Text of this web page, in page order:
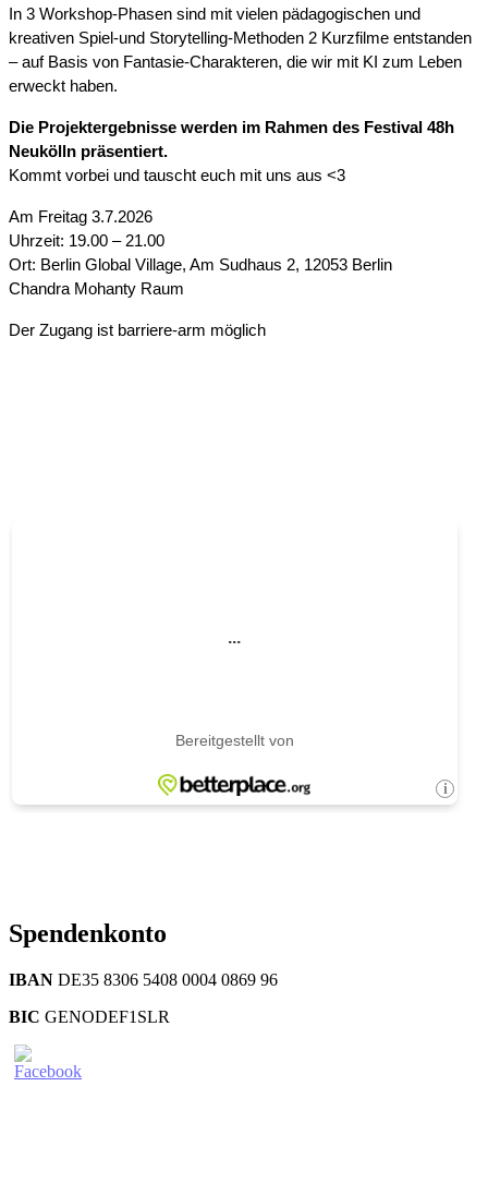
In 3 Workshop-Phasen sind mit vielen pädagogischen und
kreativen Spiel-und Storytelling-Methoden 2 Kurzfilme entstanden
– auf Basis von Fantasie-Charakteren, die wir mit KI zum Leben
erweckt haben.
Die Projektergebnisse werden im Rahmen des Festival 48h
Neukölln präsentiert.
Kommt vorbei und tauscht euch mit uns aus <3
Am Freitag 3.7.2026
Uhrzeit: 19.00 – 21.00
Ort: Berlin Global Village, Am Sudhaus 2, 12053 Berlin
Chandra Mohanty Raum
Der Zugang ist barriere-arm möglich
Spendenkonto
IBAN DE35 8306 5408 0004 0869 96
BIC GENODEF1SLR